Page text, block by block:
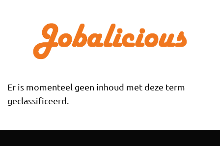
Er is momenteel geen inhoud met deze term
geclassificeerd.